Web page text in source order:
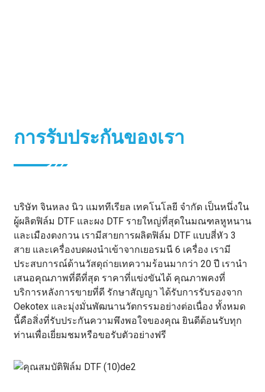
การรับประกันของเรา
บริษัท จินหลง นิว แมททีเรียล เทคโนโลยี จำกัด เป็นหนึ่งใน
ผู้ผลิตฟิล์ม DTF และผง DTF รายใหญ่ที่สุดในมณฑลหูหนาน
และเมืองตงกวน เรามีสายการผลิตฟิล์ม DTF แบบสี่หัว 3
สาย และเครื่องบดผงนำเข้าจากเยอรมนี 6 เครื่อง เรามี
ประสบการณ์ด้านวัสดุถ่ายเทความร้อนมากว่า 20 ปี เรานำ
เสนอคุณภาพที่ดีที่สุด ราคาที่แข่งขันได้ คุณภาพคงที่
บริการหลังการขายที่ดี รักษาสัญญา ได้รับการรับรองจาก
Oekotex และมุ่งมั่นพัฒนานวัตกรรมอย่างต่อเนื่อง ทั้งหมด
นี้คือสิ่งที่รับประกันความพึงพอใจของคุณ ยินดีต้อนรับทุก
ท่านเพื่อเยี่ยมชมหรือขอรับตัวอย่างฟรี